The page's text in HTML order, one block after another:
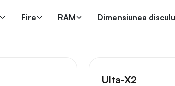
Fire RAM Dimensiunea
Ulta-X2